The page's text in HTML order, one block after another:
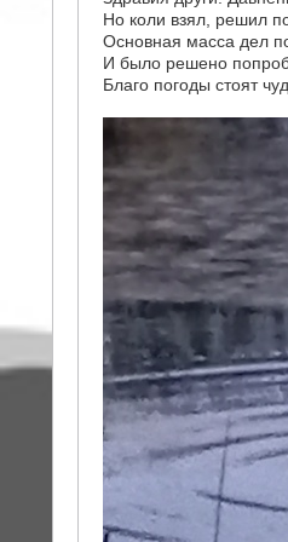
Но коли взял, решил
Основная масса дел
И было решено
Благо погоды стоят